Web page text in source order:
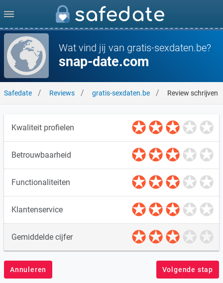
Wat vind jij van gratis-sexdaten.be?
snap-date.com
Safedate Reviews gratis-sexdaten.be Review schrijven
Kwaliteit profielen
Betrouwbaarheid
Functionaliteiten
Klantenservice
Gemiddelde cijfer
Annuleren Volgende stap